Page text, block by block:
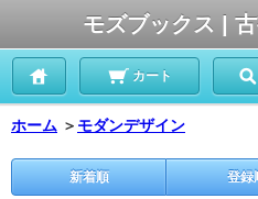
モズブックス |
カート
ホーム ＞ モダンデザイン
新着順 登録